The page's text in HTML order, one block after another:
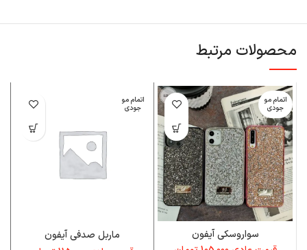
محصولات مرتبط
اتمام مو
جودی
سواروسکی آیفون
اتمام مو
جودی
ماربل صدفی آیفون